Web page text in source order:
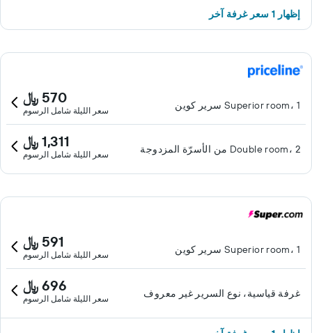
إظهار 1 سعر غرفة آخر
Superior room، 1 سرير كوين 570 ﷼
سعر الليلة شامل الرسوم
Double room، 2 من الأسرّة المزدوجة 1,311 ﷼
سعر الليلة شامل الرسوم
Superior room، 1 سرير كوين 591 ﷼
سعر الليلة شامل الرسوم
غرفة قياسية، نوع السرير غير معروف 696 ﷼
سعر الليلة شامل الرسوم